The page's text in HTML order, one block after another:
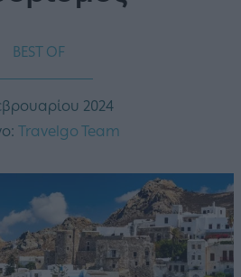
BEST OF
2024
Travelgo Team